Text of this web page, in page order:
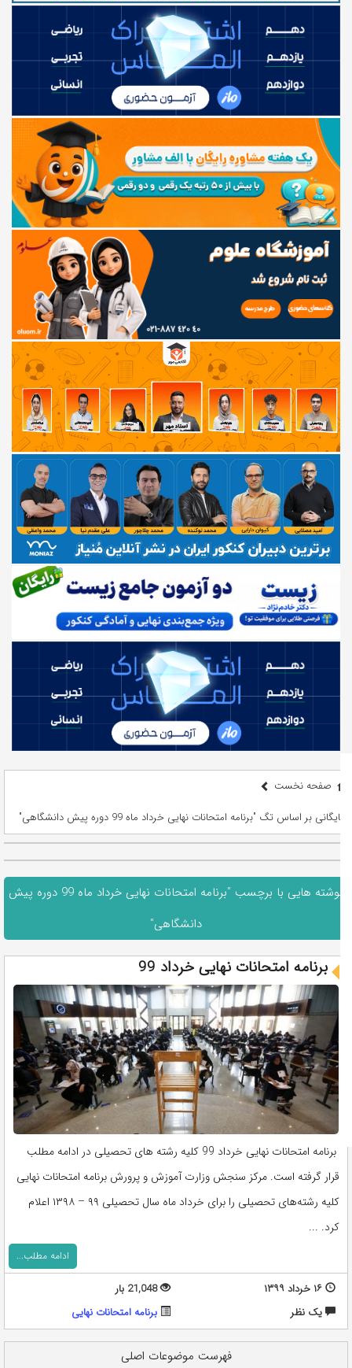
صفحه نخست
بایگانی بر اساس تگ "برنامه امتحانات نهایی خرداد ماه 99 دوره پیش دانشگاهی"
نوشته هایی با برچسب "برنامه امتحانات نهایی خرداد ماه 99 دوره پیش
دانشگاهی"
برنامه امتحانات نهایی خرداد 99
برنامه امتحانات نهایی خرداد 99 کلیه رشته های تحصیلی در ادامه مطلب
قرار گرفته است. مرکز سنجش وزارت آموزش و پرورش برنامه امتحانات نهایی
کلیه رشته‌های تحصیلی را برای خرداد ‌ماه سال تحصیلی ۹۹ – ۱۳۹۸ اعلام
کرد. ...
ادامه مطلب...
۱۶ خرداد ۱۳۹۹
21,048 بار
يک نظر
برنامه امتحانات نهایی
فهرست موضوعات اصلی